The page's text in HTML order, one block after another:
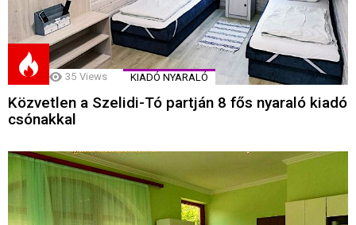
35 Views KIADÓ NYARALÓ
Közvetlen a Szelidi-Tó partján 8 fős nyaraló kiadó
csónakkal